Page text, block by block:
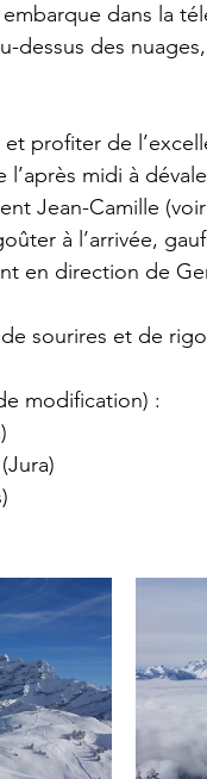
dans la
dessus des
profiter de
midi à
Jean-Camille
à l’arrivée,
en direction de
sourires et de
modification) :